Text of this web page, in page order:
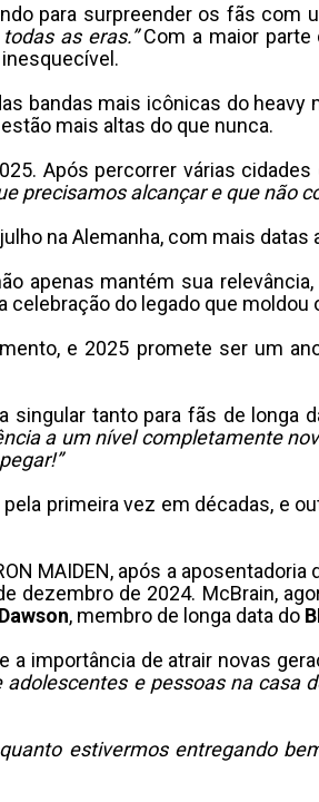
para surpreender os fãs com
as eras.”Com a maior
bandas mais icônicas do
mais altas do que nunca.
Após percorrer várias
precisamos alcançar e que não
na Alemanha, com mais datas
apenas mantém sua
do legado que moldou
e 2025 promete ser um
tanto para fãs de longa
a um nível completamente
primeira vez em décadas, e
MAIDEN, após a aposentadoria
dezembro de 2024. McBrain,
, membro de longa data do
a importância de atrair novas
e pessoas na casa
estivermos entregando